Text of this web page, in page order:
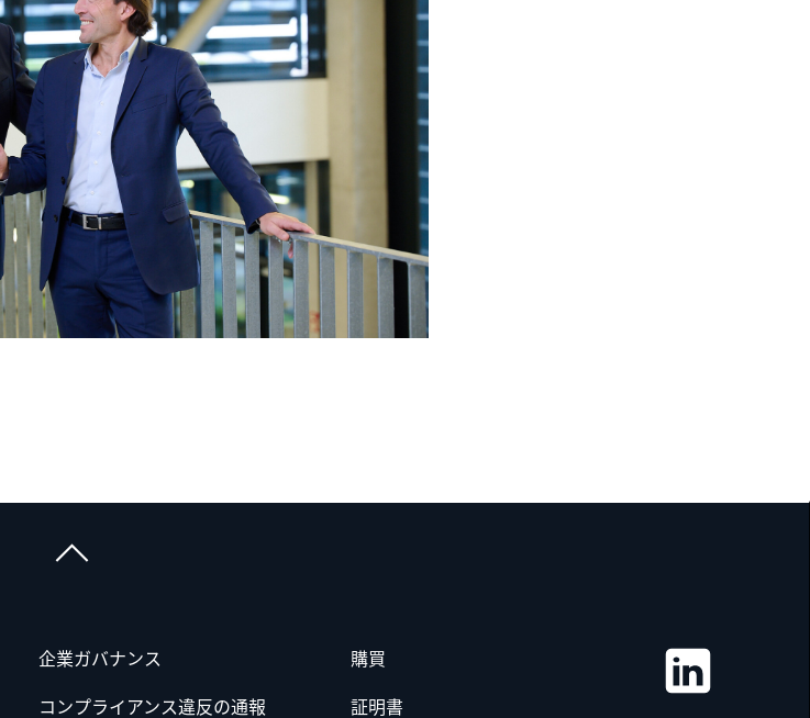
企業ガバナンス
コンプライアンス違反の通報
購買
証明書